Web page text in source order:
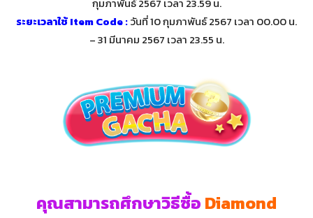
ระยะเวลาใช้ Item Code :วันที่ 10 กุมภาพันธ์ 2567 เวลา 00.00 น.
– 31 มีนาคม 2567 เวลา 23.55 น.
คุณสามารถศึกษาวิธีซื้อ Diamond